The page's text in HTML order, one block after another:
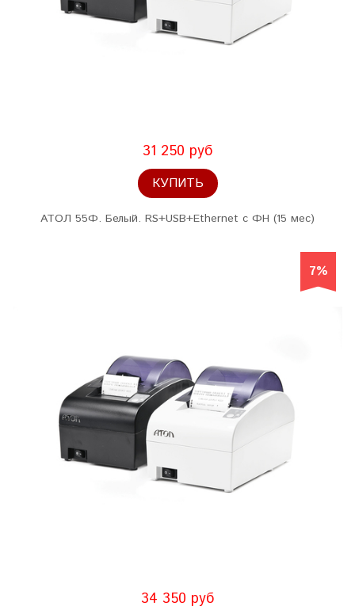
31 250 руб
КУПИТЬ
АТОЛ 55Ф. Белый. RS+USB+Ethernet с ФН (15 мес)
7%
34 350 руб